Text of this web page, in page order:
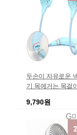
두손이 자유로운
기 목에거는 목걸
9,790원
G